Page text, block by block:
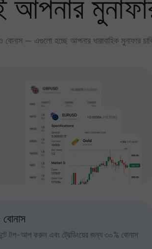
আপনার
বোনাস — এগুলো হচ্ছে আপনার ধারাবাহিক মুনাফার
টপ-আপ করুন এবং ট্রেডিংয়ের জন্য ৩০% বোনাস